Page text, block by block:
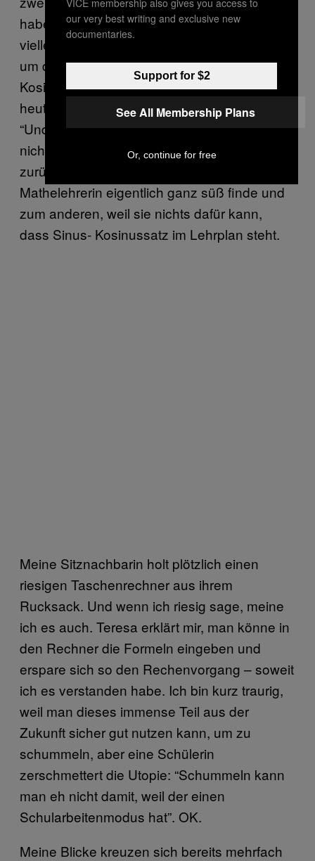
habe Angst, dass sie die Übungshefte
vielleicht doch gefunden hat. Ihre Methoden,
um den Schülerinnen den Sinus- und den
Kosinussatz einzutrichtern, haben sich bis
heute nicht geändert. Ich würde gerne laut
“Und ich hatte Recht, das habe ich bis heute
nicht gebraucht!” rufen, aber ich halte mich
zurück. Zum einen, weil ich meine
Mathelehrerin eigentlich ganz süß finde und
zum anderen, weil sie nichts dafür kann,
dass Sinus- Kosinussatz im Lehrplan steht.
Meine Sitznachbarin holt plötzlich einen
riesigen Taschenrechner aus ihrem
Rucksack. Und wenn ich riesig sage, meine
ich es auch. Teresa erklärt mir, man könne in
den Rechner die Formeln eingeben und
erspare sich so den Rechenvorgang – soweit
ich es verstanden habe. Ich bin kurz traurig,
weil man dieses immense Teil aus der
Zukunft sicher gut nutzen kann, um zu
schummeln, aber eine Schülerin
zerschmettert die Utopie: “Schummeln kann
man eh nicht damit, weil der einen
Schularbeitenmodus hat”. OK.
Meine Blicke kreuzen sich bereits mehrfach
our very best writing and exclusive new
documentaries.
Support for $2
See All Membership Plans
Or, continue for free